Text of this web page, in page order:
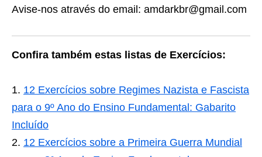
Avise-nos através do email: amdarkbr@gmail.com
Confira também estas listas de Exercícios:
12 Exercícios sobre Regimes Nazista e Fascista
para o 9º Ano do Ensino Fundamental: Gabarito
Incluído
12 Exercícios sobre a Primeira Guerra Mundial